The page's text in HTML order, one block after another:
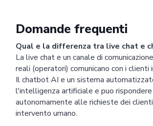
Domande frequenti
Qual e la differenza tra live chat e
La live chat e un canale di
reali (operatori) comunicano con i clienti
Il chatbot AI e un sistema
l'intelligenza artificiale e puo rispondere
autonomamente alle richieste dei
intervento umano.